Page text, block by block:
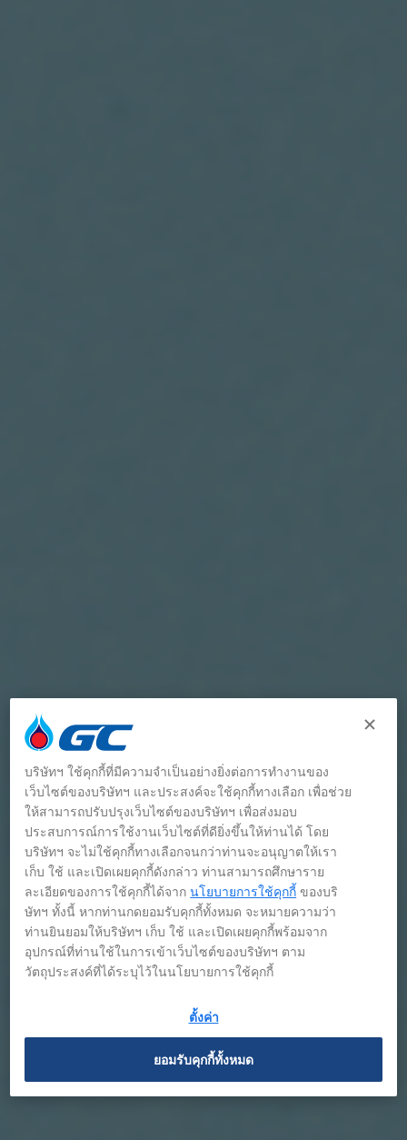
บริษัทฯ ใช้คุกกี้ที่มีความจำเป็นอย่างยิ่งต่อการทำงานของ
เว็บไซต์ของบริษัทฯ และประสงค์จะใช้คุกกี้ทางเลือก เพื่อช่วย
ให้สามารถปรับปรุงเว็บไซต์ของบริษัทฯ เพื่อส่งมอบ
ประสบการณ์การใช้งานเว็บไซต์ที่ดียิ่งขึ้นให้ท่านได้ โดย
บริษัทฯ จะไม่ใช้คุกกี้ทางเลือกจนกว่าท่านจะอนุญาตให้เรา
เก็บ ใช้ และเปิดเผยคุกกี้ดังกล่าว ท่านสามารถศึกษาราย
ละเอียดของการใช้คุกกี้ได้จากนโยบายการใช้คุกกี้ ของบริ
ษัทฯ ทั้งนี้ หากท่านกดยอมรับคุกกี้ทั้งหมด จะหมายความว่า
ท่านยินยอมให้บริษัทฯ เก็บ ใช้ และเปิดเผยคุกกี้พร้อมจาก
อุปกรณ์ที่ท่านใช้ในการเข้าเว็บไซต์ของบริษัทฯ ตาม
วัตถุประสงค์ที่ได้ระบุไว้ในนโยบายการใช้คุกกี้
ตั้งค่า
ยอมรับคุกกี้ทั้งหมด